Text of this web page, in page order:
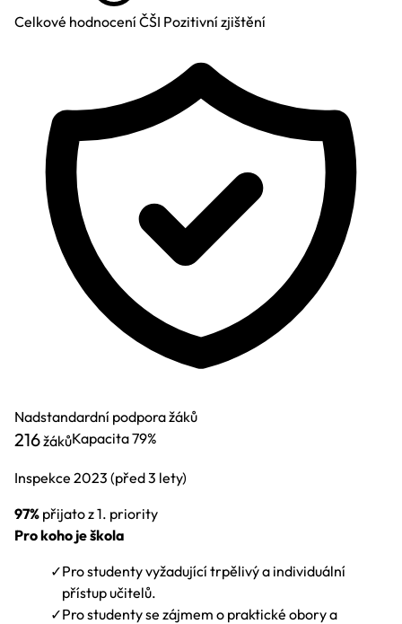
Celkové hodnocení ČŠI Pozitivní zjištění
Nadstandardní podpora žáků
216žákůKapacita79%
Inspekce 2023 (před 3 lety)
97% přijato z 1. priority
Pro koho je škola
✓Pro studenty vyžadující trpělivý a individuální
přístup učitelů.
✓Pro studenty se zájmem o praktické obory a